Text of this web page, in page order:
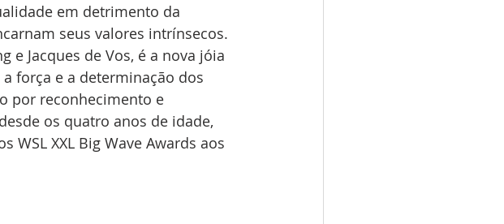
em detrimento da
seus valores intrínsecos.
e Jacques de Vos, é a nova jóia
força e a determinação dos
por reconhecimento e
os quatro anos de idade,
WSL XXL Big Wave Awards aos